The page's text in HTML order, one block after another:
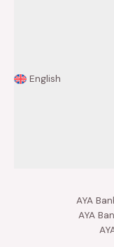
English
AYA
AYA